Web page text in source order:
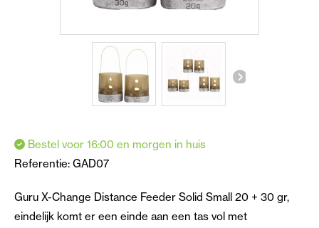
Bestel voor 16:00 en morgen in huis
Referentie: GAD07
Guru X-Change Distance Feeder Solid Small 20 + 30 gr,
eindelijk komt er een einde aan een tas vol met